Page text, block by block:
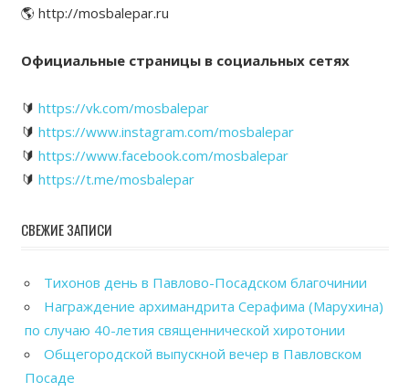
🌎 http://mosbalepar.ru
Официальные страницы в социальных сетях
🔰 https://vk.com/mosbalepar
🔰 https://www.instagram.com/mosbalepar
🔰 https://www.facebook.com/mosbalepar
🔰 https://t.me/mosbalepar
СВЕЖИЕ ЗАПИСИ
Тихонов день в Павлово-Посадском благочинии
Награждение архимандрита Серафима (Марухина)
по случаю 40-летия священнической хиротонии
Общегородской выпускной вечер в Павловском
Посаде